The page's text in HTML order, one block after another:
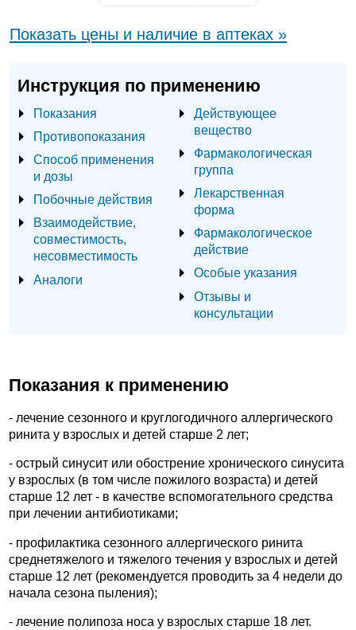
Показать цены и наличие в аптеках »
Инструкция по применению
Показания
Противопоказания
Способ применения
и дозы
Побочные действия
Взаимодействие,
совместимость,
несовместимость
Аналоги
Действующее
вещество
Фармакологическая
группа
Лекарственная
форма
Фармакологическое
действие
Особые указания
Отзывы и
консультации
Показания к применению
- лечение сезонного и круглогодичного аллергического
ринита у взрослых и детей старше 2 лет;
- острый синусит или обострение хронического синусита
у взрослых (в том числе пожилого возраста) и детей
старше 12 лет - в качестве вспомогательного средства
при лечении антибиотиками;
- профилактика сезонного аллергического ринита
среднетяжелого и тяжелого течения у взрослых и детей
старше 12 лет (рекомендуется проводить за 4 недели до
начала сезона пыления);
- лечение полипоза носа у взрослых старше 18 лет.